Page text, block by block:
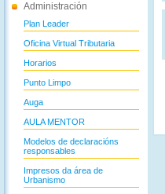
Administración
Plan Leader
Oficina Virtual Tributaria
Horarios
Punto Limpo
Auga
AULA MENTOR
Modelos de declaracións
responsables
Impresos da área de
Urbanismo